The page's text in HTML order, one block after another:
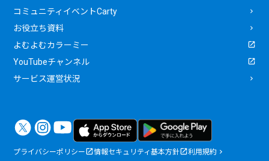
コミュニティイベントCarty
お役立ち資料
よむよむカラーミー
YouTubeチャンネル
サービス運営状況
プライバシーポリシー 情報セキュリティ基本方針
利用規約